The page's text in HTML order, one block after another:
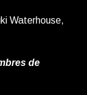
Waterhouse,
de